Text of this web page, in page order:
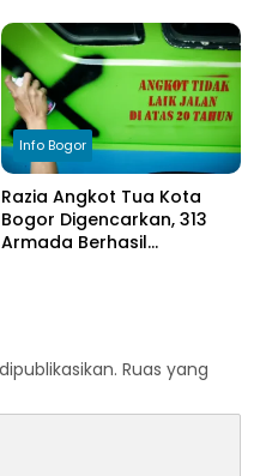
kepada Bupati Bogor
Info Bogor
Razia Angkot Tua Kota
Bogor Digencarkan, 313
Armada Berhasil
Ruas yang